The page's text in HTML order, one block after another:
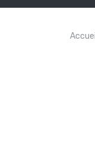
Accueil